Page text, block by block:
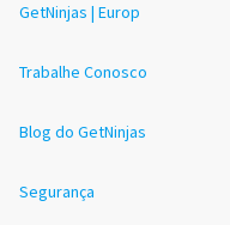
GetNinjas | Europ
Trabalhe Conosco
Blog do GetNinjas
Segurança